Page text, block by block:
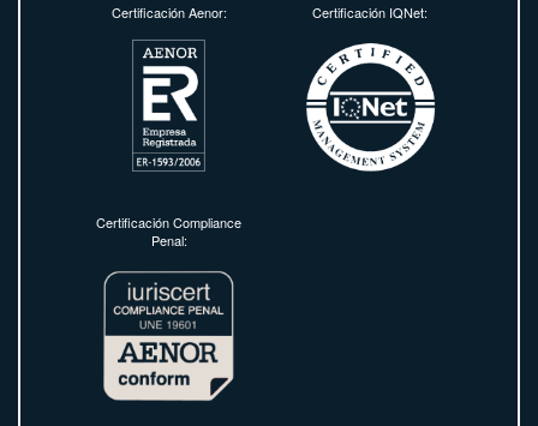
Certificación Aenor: Certificación IQNet:
Certificación Compliance
Penal: